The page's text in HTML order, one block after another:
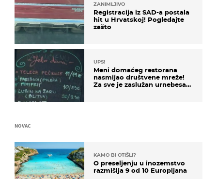
ZANIMLJIVO
Registracija iz SAD-a postala
hit u Hrvatskoj! Pogledajte
zašto
UPS!
Meni domaćeg restorana
nasmijao društvene mreže!
Za sve je zaslužan urnebesan
NOVAC
KAMO BI OTIŠLI?
O preseljenju u inozemstvo
razmišlja 9 od 10 Europljana